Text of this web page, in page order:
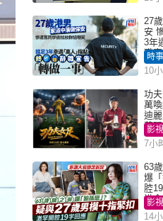
27
安
3年
職時
10
功
萬
迪
荒
影
7小
63
爆
腔
掛
影
14